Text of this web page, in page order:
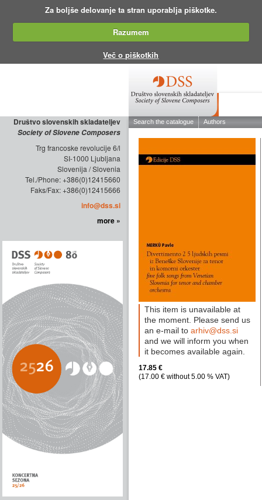
Za boljše delovanje ta stran uporablja piškotke.
Razumem
Več o piškotkih
Društvo slovenskih skladateljev
Society of Slovene Composers
Trg francoske revolucije 6/l
SI-1000 Ljubljana
Slovenija / Slovenia
Tel./Phone: +386(0)12415660
Faks/Fax: +386(0)12415666
info@dss.si
more »